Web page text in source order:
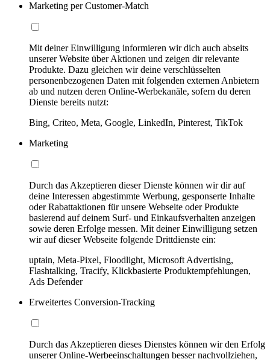
Marketing per Customer-Match
Mit deiner Einwilligung informieren wir dich auch abseits
unserer Website über Aktionen und zeigen dir relevante
Produkte. Dazu gleichen wir deine verschlüsselten
personenbezogenen Daten mit folgenden externen Anbietern
ab und nutzen deren Online-Werbekanäle, sofern du deren
Dienste bereits nutzt:
Bing, Criteo, Meta, Google, LinkedIn, Pinterest, TikTok
Marketing
Durch das Akzeptieren dieser Dienste können wir dir auf
deine Interessen abgestimmte Werbung, gesponserte Inhalte
oder Rabattaktionen für unsere Webseite oder Produkte
basierend auf deinem Surf- und Einkaufsverhalten anzeigen
sowie deren Erfolge messen. Mit deiner Einwilligung setzen
wir auf dieser Webseite folgende Drittdienste ein:
uptain, Meta-Pixel, Floodlight, Microsoft Advertising,
Flashtalking, Tracify, Klickbasierte Produktempfehlungen,
Ads Defender
Erweitertes Conversion-Tracking
Durch das Akzeptieren dieses Dienstes können wir den Erfolg
unserer Online-Werbeeinschaltungen besser nachvollziehen,